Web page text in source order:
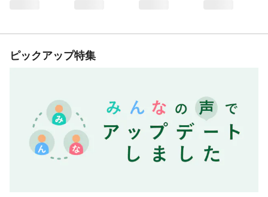
ピックアップ特集